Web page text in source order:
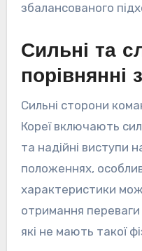
збалансованого
Сильні та
порівнянні
Сильні сторони
Кореї включають
та надійні виступи
положеннях,
характеристики
отримання
які не мають такої